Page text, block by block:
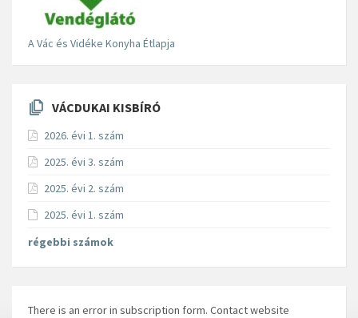
A Vác és Vidéke Konyha Étlapja
VÁCDUKAI KISBÍRÓ
2026. évi 1. szám
2025. évi 3. szám
2025. évi 2. szám
2025. évi 1. szám
régebbi számok
There is an error in subscription form. Contact website